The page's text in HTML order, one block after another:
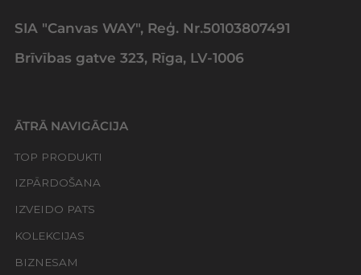
SIA "Canvas WAY", Reģ. Nr.50103807491
Brīvības gatve 323, Rīga, LV-1006
ĀTRĀ NAVIGĀCIJA
TOP PRODUKTI
IZPĀRDOŠANA
IZVEIDO PATS
KOLEKCIJAS
BIZNESAM